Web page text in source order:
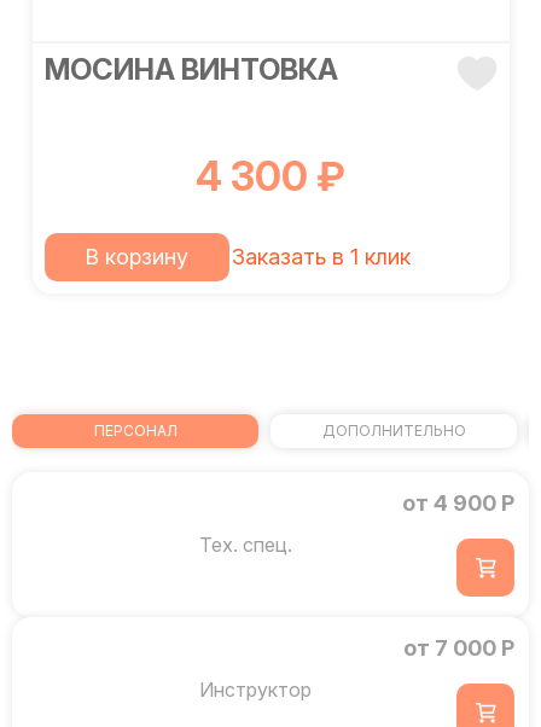
МОСИНА ВИНТОВКА
4 300 ₽
В корзину Заказать в 1 клик
ПЕРСОНАЛ ДОПОЛНИТЕЛЬНО
Тех. спец.
от 4 900 Р
Инструктор
от 7 000 Р